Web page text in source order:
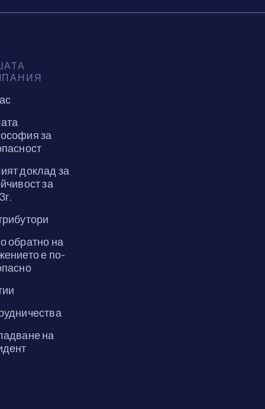
за
доклад за
за
обратно на
е по-
на